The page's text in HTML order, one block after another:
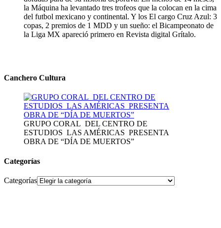
la Máquina ha levantado tres trofeos que la colocan en la cima
del futbol mexicano y continental. Y los El cargo Cruz Azul: 3
copas, 2 premios de 1 MDD y un sueño: el Bicampeonato de
la Liga MX apareció primero en Revista digital Grítalo.
Canchero Cultura
GRUPO CORAL DEL CENTRO DE
ESTUDIOS LAS AMÉRICAS PRESENTA
OBRA DE “DÍA DE MUERTOS”
Categorías
Categorías